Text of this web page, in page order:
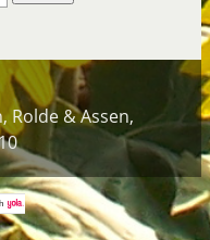
Rolde & Assen,